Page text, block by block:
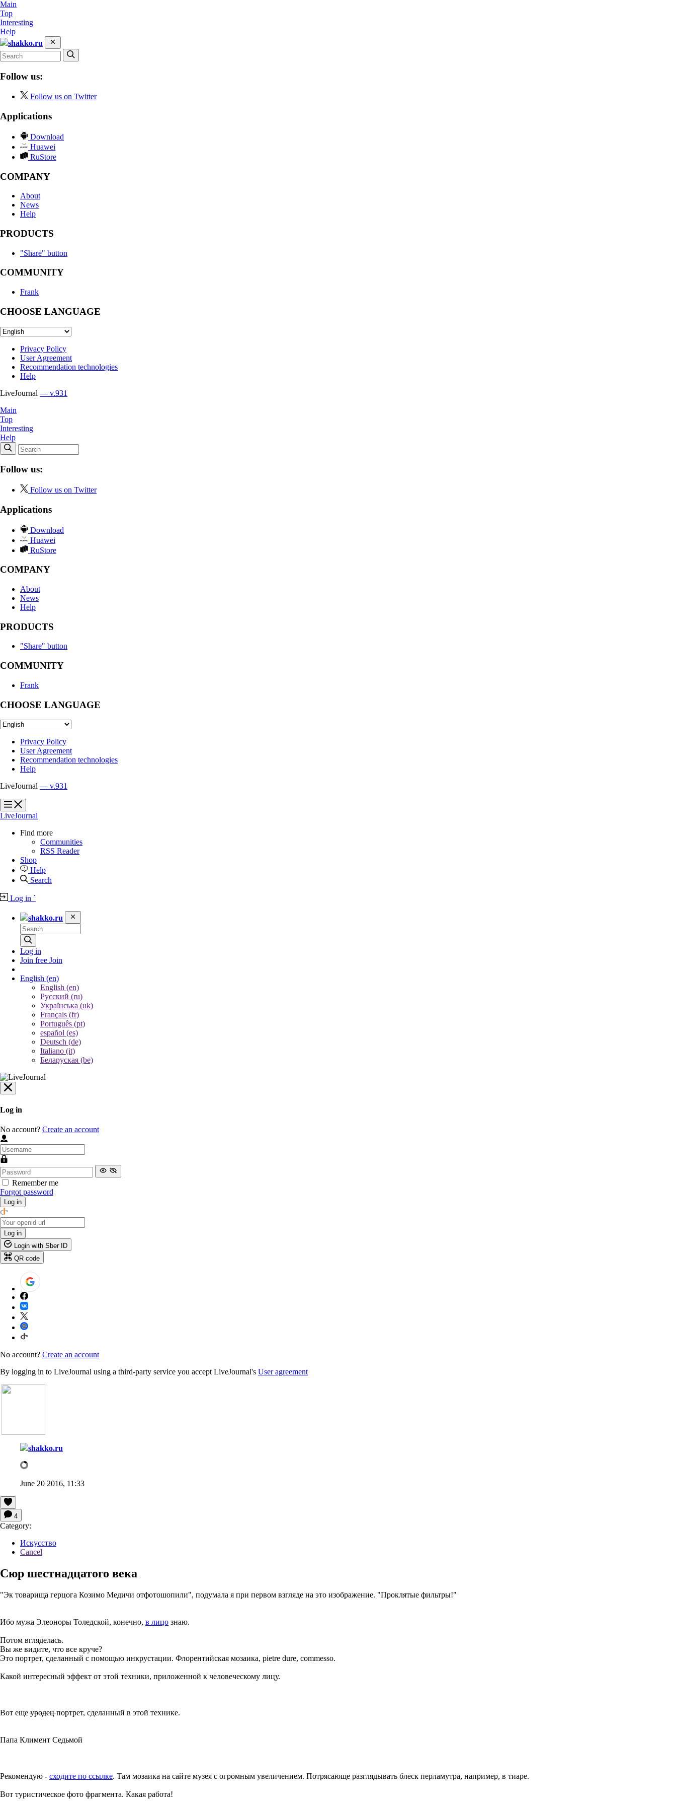
Main
Top
Interesting
Help
shakko.ru
Follow us:
Follow us on Twitter
Applications
Download
Huawei
RuStore
COMPANY
About
News
Help
PRODUCTS
"Share" button
COMMUNITY
Frank
CHOOSE LANGUAGE
Privacy Policy
User Agreement
Recommendation technologies
Help
LiveJournal — v.931
Main
Top
Interesting
Help
Follow us:
Follow us on Twitter
Applications
Download
Huawei
RuStore
COMPANY
About
News
Help
PRODUCTS
"Share" button
COMMUNITY
Frank
CHOOSE LANGUAGE
Privacy Policy
User Agreement
Recommendation technologies
Help
LiveJournal — v.931
?
?
LiveJournal
Find more
Communities
RSS Reader
Shop
Help
Search
Log in `
shakko.ru
Log in
Join free Join
English (en)
English (en)
Русский (ru)
Українська (uk)
Français (fr)
Português (pt)
español (es)
Deutsch (de)
Italiano (it)
Беларуская (be)
Log in
No account? Create an account
Remember me
Forgot password
Log in
Log in
Login with Sber ID
QR code
No account? Create an account
By logging in to LiveJournal using a third-party service you accept LiveJournal's User agreement
shakko.ru
June 20 2016, 11:33
4
Category:
Искусство
Cancel
Cюр шестнадцатого века
"Эк товарища герцога Козимо Медичи отфотошопили", подумала я при первом взгляде на это изображение. "Проклятые фильтры!"
Ибо мужа Элеоноры Толедской, конечно, в лицо знаю.
Потом вгляделась.
Вы же видите, что все круче?
Это портрет, сделанный с помощью инкрустации. Флорентийская мозаика, pietre dure, сommesso.
Какой интересный эффект от этой техники, приложенной к человеческому лицу.
Вот еще уродецпортрет, сделанный в этой технике.
Папа Климент Седьмой
Рекомендую - сходите по ссылке. Там мозаика на сайте музея с огромным увеличением. Потрясающе разглядывать блеск перламутра, например, в тиаре.
Вот туристическое фото фрагмента. Какая работа!